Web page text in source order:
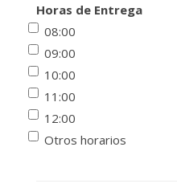
Horas de Entrega
08:00
09:00
10:00
11:00
12:00
Otros horarios